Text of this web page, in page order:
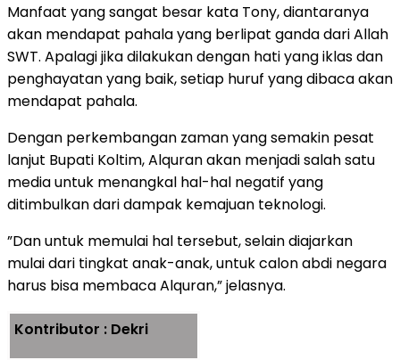
Manfaat yang sangat besar kata Tony, diantaranya
akan mendapat pahala yang berlipat ganda dari Allah
SWT. Apalagi jika dilakukan dengan hati yang iklas dan
penghayatan yang baik, setiap huruf yang dibaca akan
mendapat pahala.
Dengan perkembangan zaman yang semakin pesat
lanjut Bupati Koltim, Alquran akan menjadi salah satu
media untuk menangkal hal-hal negatif yang
ditimbulkan dari dampak kemajuan teknologi.
”Dan untuk memulai hal tersebut, selain diajarkan
mulai dari tingkat anak-anak, untuk calon abdi negara
harus bisa membaca Alquran,” jelasnya.
Kontributor : Dekri